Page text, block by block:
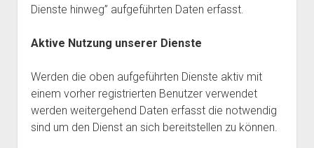
Dienste hinweg” aufgeführten Daten erfasst.
Aktive Nutzung unserer Dienste
Werden die oben aufgeführten Dienste aktiv mit
einem vorher registrierten Benutzer verwendet
werden weitergehend Daten erfasst die notwendig
sind um den Dienst an sich bereitstellen zu können.